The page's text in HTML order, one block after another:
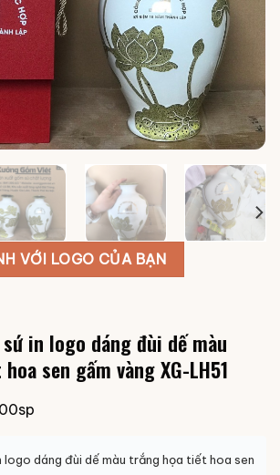
VỚI LOGO CỦA BẠN
in logo dáng đùi dế màu
sen gấm vàng XG-LH51
logo dáng đùi dế màu trắng họa tiết hoa sen